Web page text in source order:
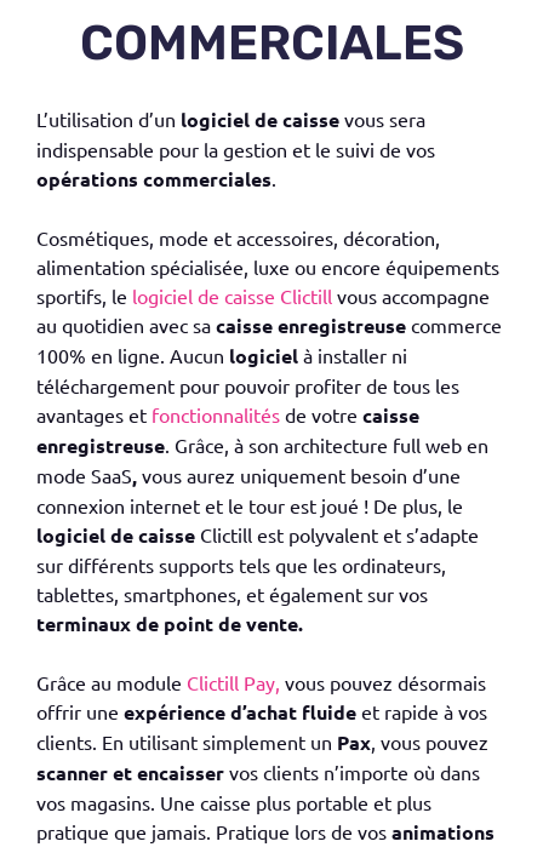
COMMERCIALES
L’utilisation d’un logiciel de caisse vous sera
indispensable pour la gestion et le suivi de vos
opérations commerciales
Cosmétiques, mode et accessoires, décoration,
alimentation spécialisée, luxe ou encore équipements
sportifs, le logiciel de caisse Clictill vous accompagne
au quotidien avec sa caisse enregistreuse commerce
100% en ligne. Aucun logiciel à installer ni
téléchargement pour pouvoir profiter de tous les
avantages et fonctionnalités de votre caisse
enregistreuse . Grâce, à son architecture full web en
mode SaaS, vous aurez uniquement besoin d’une
connexion internet et le tour est joué ! De plus, le
logiciel de caisse Clictill est polyvalent et s’adapte
sur différents supports tels que les ordinateurs,
tablettes, smartphones, et également sur vos
terminaux de point de vente.
Grâce au module Clictill Pay, vous pouvez désormais
offrir une expérience d’achat fluide et rapide à vos
clients. En utilisant simplement un Pax , vous pouvez
scanner et encaisser vos clients n’importe où dans
vos magasins. Une caisse plus portable et plus
pratique que jamais. Pratique lors de vos animations